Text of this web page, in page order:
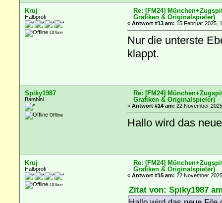
Kruj
Halbprofi
Offline
Re: [FM24]
Grafiken & Originalspieler)
« Antwort #13 am: 15.Februar 2025,
Nur die unterste
klappt.
Spiky1987
Bambini
Offline
Re: [FM24]
Grafiken & Originalspieler)
« Antwort #14 am: 22.November
Hallo wird das
Kruj
Halbprofi
Offline
Re: [FM24]
Grafiken & Originalspieler)
« Antwort #15 am: 22.November
Zitat von: Spiky1987